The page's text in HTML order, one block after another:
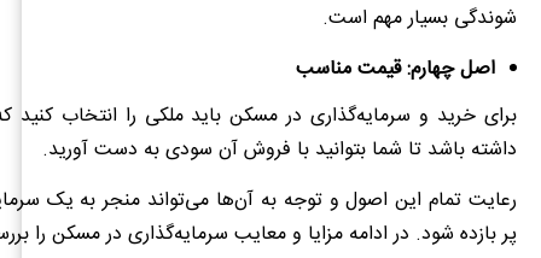
شوندگی بسیار مهم است.
اصل چهارم: قیمت مناسب
برای خرید و سرمایه‌گذاری در مسکن باید ملکی را انتخاب کنید
داشته باشد تا شما بتوانید با فروش آن سودی به دست آورید.
رعایت تمام این اصول و توجه به آن‌ها می‌تواند منجر به یک
پر بازده شود. در ادامه مزایا و معایب سرمایه‌گذاری در مسکن را